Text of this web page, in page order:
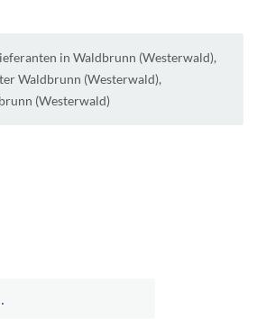
in Waldbrunn (Westerwald),
Waldbrunn (Westerwald),
(Westerwald)